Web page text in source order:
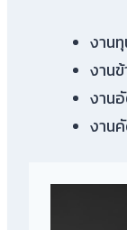
งาน
งาน
งาน
งาน